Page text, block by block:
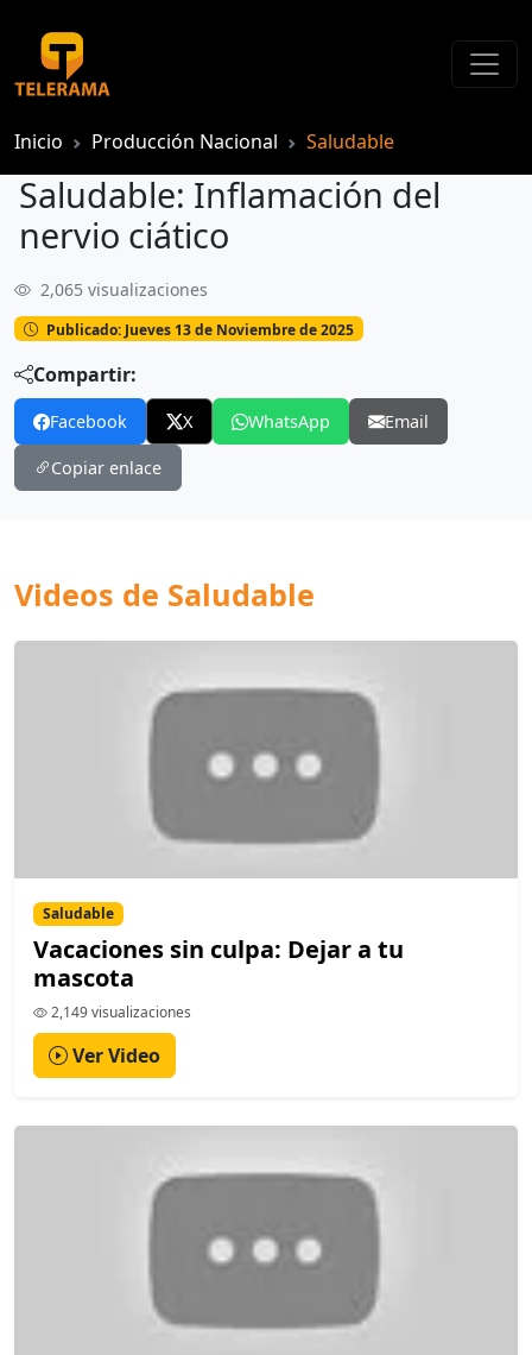
Inicio Producción Nacional Saludable
Saludable: Inflamación del
nervio ciático
Saludable: Inflamación del nervio ciático
2,065 visualizaciones
Publicado: Jueves 13 de Noviembre de 2025
Compartir:
Facebook X WhatsApp Email
Copiar enlace
Videos de Saludable
Saludable
Vacaciones sin culpa: Dejar a tu
mascota
2,149 visualizaciones
Ver Video